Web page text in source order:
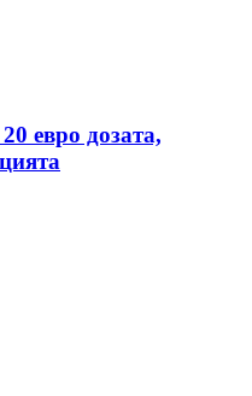
евро дозата,